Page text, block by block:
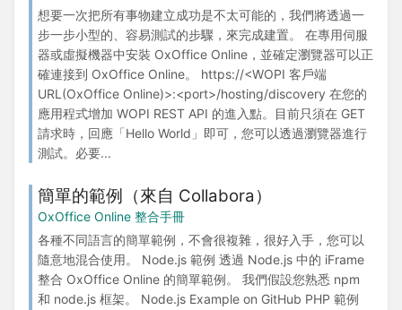
想要一次把所有事物建立成功是不太可能的，我們將透過一
步一步小型的、容易測試的步驟，來完成建置。 在專用伺服
器或虛擬機器中安裝 OxOffice Online，並確定瀏覽器可以正
確連接到 OxOffice Online。 https://<WOPI 客戶端
URL(OxOffice Online)>:<port>/hosting/discovery 在您的
應用程式增加 WOPI REST API 的進入點。目前只須在 GET
請求時，回應「Hello World」即可，您可以透過瀏覽器進行
測試。必要...
簡單的範例（來自 Collabora）
OxOffice Online 整合手冊
各種不同語言的簡單範例，不會很複雜，很好入手，您可以
隨意地混合使用。 Node.js 範例 透過 Node.js 中的 iFrame
整合 OxOffice Online 的簡單範例。 我們假設您熟悉 npm
和 node.js 框架。 Node.js Example on GitHub PHP 範例